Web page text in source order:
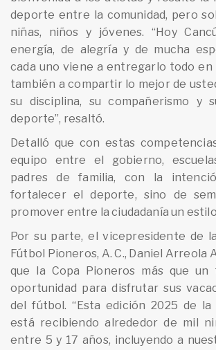
deporte entre la comunidad, pero
niñas, niños y jóvenes. “Hoy
energía, de alegría y de mucha
cada uno viene a entregarlo todo en
también a compartir lo mejor de
su disciplina, su compañerismo y
deporte”, resaltó.
Detalló que con estas
equipo entre el gobierno,
padres de familia, con la
fortalecer el deporte, sino de
promover entre la ciudadanía un
Por su parte, el vicepresidente de
Fútbol Pioneros, A. C., Daniel Arreola
que la Copa Pioneros más que un
oportunidad para disfrutar sus
del fútbol. “Esta edición 2025 de la
está recibiendo alrededor de mil
entre 5 y 17 años, incluyendo a